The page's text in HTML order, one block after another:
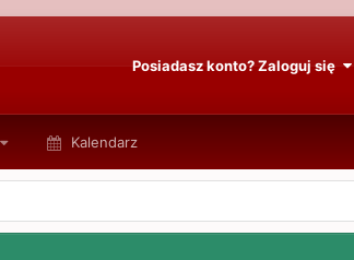
Posiadasz konto? Zaloguj się
Kalendarz